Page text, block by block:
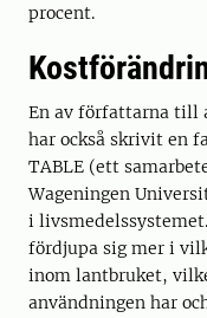
procent.
En av författarna till
har också skrivit en
TABLE (ett
Wageningen
i
fördjupa sig mer i
inom lantbruket,
användningen har